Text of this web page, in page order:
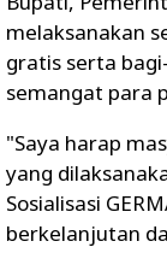
melaksanakan
gratis serta
semangat para
"Saya harap
yang
Sosialisasi
berkelanjutan